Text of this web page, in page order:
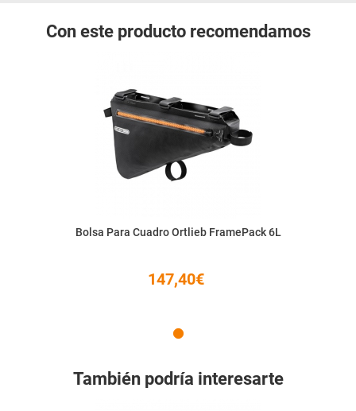
Con este producto recomendamos
Bolsa Para Cuadro Ortlieb FramePack 6L
147,40€
También podría interesarte